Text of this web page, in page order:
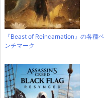
『Beast of Reincarnation』の各種ベ
ンチマーク